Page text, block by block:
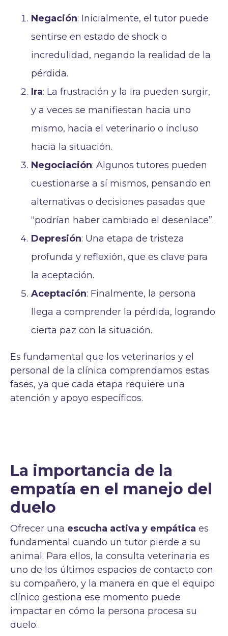
Negación: Inicialmente, el tutor puede
sentirse en estado de shock o
incredulidad, negando la realidad de la
pérdida.
Ira: La frustración y la ira pueden surgir,
y a veces se manifiestan hacia uno
mismo, hacia el veterinario o incluso
hacia la situación.
Negociación: Algunos tutores pueden
cuestionarse a sí mismos, pensando en
alternativas o decisiones pasadas que
“podrían haber cambiado el desenlace”.
Depresión: Una etapa de tristeza
profunda y reflexión, que es clave para
la aceptación.
Aceptación: Finalmente, la persona
llega a comprender la pérdida, logrando
cierta paz con la situación.
Es fundamental que los veterinarios y el
personal de la clínica comprendamos estas
fases, ya que cada etapa requiere una
atención y apoyo específicos.
La importancia de la
empatía en el manejo del
duelo
Ofrecer una escucha activa y empática es
fundamental cuando un tutor pierde a su
animal. Para ellos, la consulta veterinaria es
uno de los últimos espacios de contacto con
su compañero, y la manera en que el equipo
clínico gestiona ese momento puede
impactar en cómo la persona procesa su
duelo.